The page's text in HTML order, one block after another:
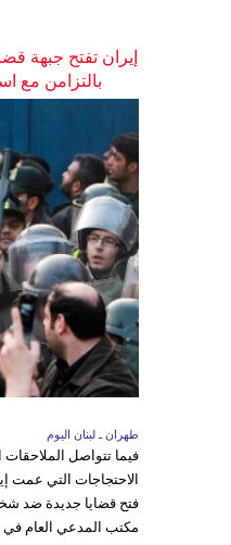
إيران تفتح جبهة
بالتزامن مع
طهران ـ لبنان اليوم
فيما تتواصل
الاحتجاجات التي عمت
فتح قضايا جديدة ضد
مكتب المدعي العام في